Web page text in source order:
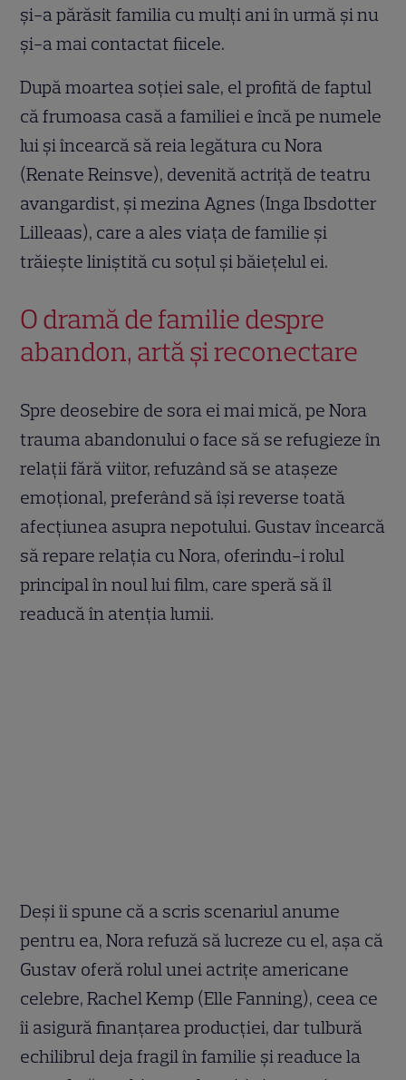
și-a părăsit familia cu mulți ani în urmă și nu
și-a mai contactat fiicele.
După moartea soției sale, el profită de faptul
că frumoasa casă a familiei e încă pe numele
lui și încearcă să reia legătura cu Nora
(Renate Reinsve), devenită actriță de teatru
avangardist, și mezina Agnes (Inga Ibsdotter
Lilleaas), care a ales viața de familie și
trăiește liniștită cu soțul și băiețelul ei.
O dramă de familie despre
abandon, artă și reconectare
Spre deosebire de sora ei mai mică, pe Nora
trauma abandonului o face să se refugieze în
relații fără viitor, refuzând să se atașeze
emoțional, preferând să își reverse toată
afecțiunea asupra nepotului. Gustav încearcă
să repare relația cu Nora, oferindu-i rolul
principal în noul lui film, care speră să îl
readucă în atenția lumii.
Deși îi spune că a scris scenariul anume
pentru ea, Nora refuză să lucreze cu el, așa că
Gustav oferă rolul unei actrițe americane
celebre, Rachel Kemp (Elle Fanning), ceea ce
îi asigură finanțarea producției, dar tulbură
echilibrul deja fragil în familie și readuce la